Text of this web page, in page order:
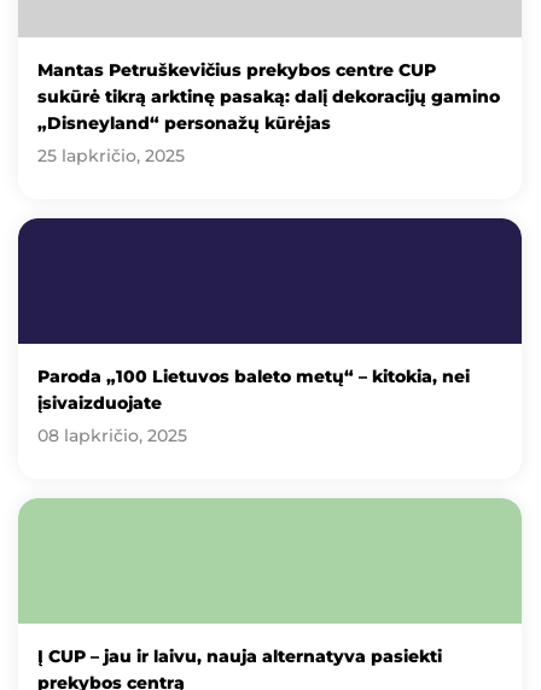
Mantas Petruškevičius prekybos centre CUP
sukūrė tikrą arktinę pasaką: dalį dekoracijų gamino
„Disneyland“ personažų kūrėjas
25 lapkričio, 2025
Paroda „100 Lietuvos baleto metų“ – kitokia, nei
įsivaizduojate
08 lapkričio, 2025
Į CUP – jau ir laivu, nauja alternatyva pasiekti
prekybos centrą